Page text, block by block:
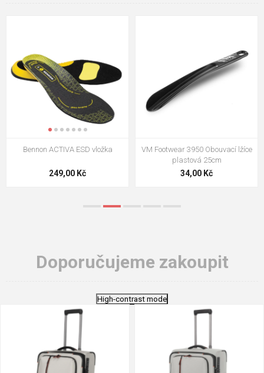
VM Footwear 3009 Vkládací stélka
124,00 Kč
VM Footwear 3102 Tkaničky
ploché
18,70 Kč
Doporučujeme zakoupit
High-contrast mode